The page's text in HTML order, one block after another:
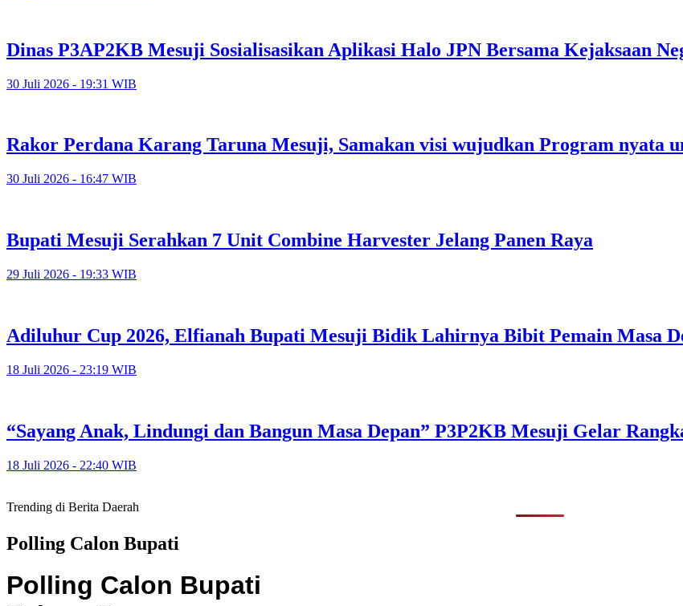
Dinas P3AP2KB Mesuji Sosialisasikan Aplikasi Halo JPN Bersama Kejaksaan
30 Juli 2026 - 19:31 WIB
Rakor Perdana Karang Taruna Mesuji, Samakan visi wujudkan Program nyata
30 Juli 2026 - 16:47 WIB
Bupati Mesuji Serahkan 7 Unit Combine Harvester Jelang Panen Raya
29 Juli 2026 - 19:33 WIB
Adiluhur Cup 2026, Elfianah Bupati Mesuji Bidik Lahirnya Bibit Pemain Masa
18 Juli 2026 - 23:19 WIB
“Sayang Anak, Lindungi dan Bangun Masa Depan” P3P2KB Mesuji Gelar
18 Juli 2026 - 22:40 WIB
Trending di Berita Daerah
Polling Calon Bupati